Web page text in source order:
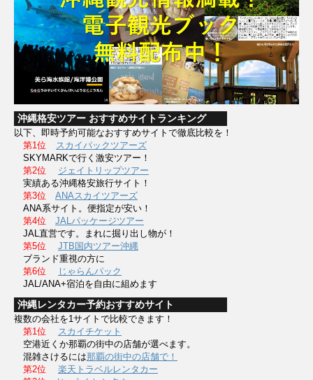
沖縄格安ツアー おすすめサイトランキング
以下、即時予約可能なおすすめサイトで徹底比較を！
第1位
スカイパックツアーズ
SKYMARKで行く激安ツアー！
第2位
ジェイトリップツアー
実績ある沖縄格安旅行サイト！
第3位
ANAスカイツアーズ
ANA系サイト。便指定が安い！
第4位
JALパッケージツアー
JAL直営です。まれに掘り出し物が！
第5位
JTB国内ツアー沖縄
ブランド重視の方に
第6位
じゃらんパック
JAL/ANA+宿泊を自由に組めます
沖縄レンタカー予約おすすめサイト
複数の会社を1サイトで比較できます！
第1位
スカイチケット
空港近くか那覇の街中の店舗が選べます。
混雑さけるには那覇の街中の店舗で！
第2位
楽天トラベルレンタカー